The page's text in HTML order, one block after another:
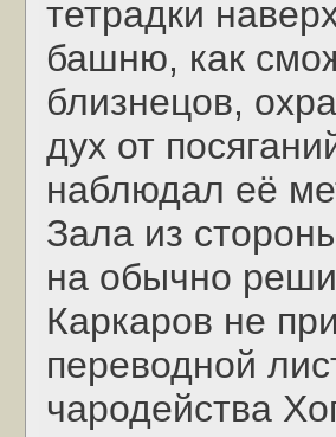
тетрадки
башню, как
близнецов,
дух от
наблюдал её
Зала из
на обычно
Каркаров не
переводной
чародейства